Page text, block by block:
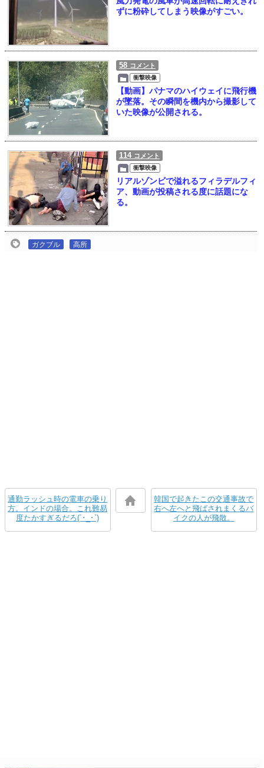
ずに粉砕してしまう映像がすごい。
58 コメント
衝撃映像
【動画】パナマのハイウェイに飛行機
が墜落。その瞬間を機内から撮影して
いた映像が公開される。
114 コメント
衝撃映像
リアルゾンビで溢れるフィラデルフィ
ア、動画が投稿される度に話題にな
る。
ガクブル 高所
通勤ラッシュ時の電車の乗り
方。インドの場合。これ難易
度たかすぎるだろ(´･_･`)
韓国で起きたこの交通事故で
右へ左へと飛ばされまくるバ
イクの人が飛散。